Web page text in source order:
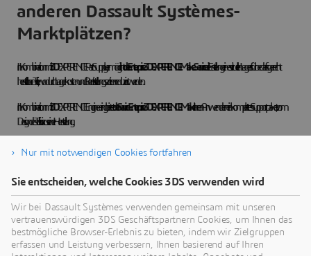
anderen Dassault Systèmes-
Marktplätzen?
In Kombination mit3DEXPERIENCE PartSupply ermöglichtder Enterprise 3DEXPERIENCE MakeServicedie Erstellung eines virtuellen Lagers für bedarfsgerecht
herstellbare Teile, wodurch Lagerkosten und Bereitstellungszeiten reduziert werden.
In Kombination mit3DEXPERIENCE Engineering bietetder Service Enterprise 3DEXPERIENCE MakeIhren Anwendern ein komplettes Supportpaket, vom
Design des Teils bis zu seiner Herstellung.
Wie kann ich mehr erfahren und
auf eine Demo zugreifen?
Sie können sich über folgenden Link mit unserem Vertriebsteam in Verbindung setzen: Contact Us
Nur mit notwendigen Cookies fortfahren
Sie entscheiden, welche Cookies 3DS verwenden wird
Wir bei Dassault Systèmes verwenden gemeinsam mit unseren
vertrauenswürdigen 3DS Geschäftspartnern Cookies, um Ihnen das
bestmögliche Browser-Erlebnis zu bieten, indem wir Zielgruppen
erfassen und Leistung verbessern, Ihnen basierend auf Ihren